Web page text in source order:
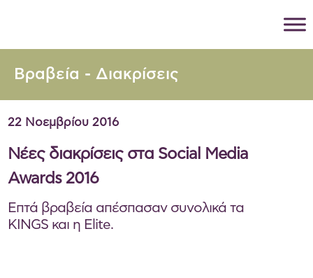
Βραβεία - Διακρίσεις
22 Νοεμβρίου 2016
Νέες διακρίσεις στα Social Media
Awards 2016
Επτά βραβεία απέσπασαν συνολικά τα
KINGS και η Elite.